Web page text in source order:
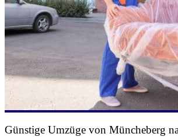
Günstige Umzüge von Müncheberg